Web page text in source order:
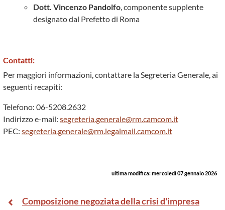
Dott. Vincenzo Pandolfo, componente supplente
designato dal Prefetto di Roma
Contatti:
Per maggiori informazioni, contattare la Segreteria Generale, ai
seguenti recapiti:
Telefono: 06-5208.2632
Indirizzo e-mail: segreteria.generale@rm.camcom.it
PEC: segreteria.generale@rm.legalmail.camcom.it
ultima modifica:mercoledì 07 gennaio 2026
Composizione negoziata della crisi d'impresa